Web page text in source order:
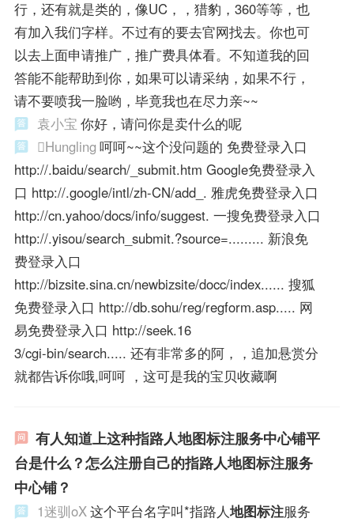
行，还有就是类的，像UC，，猎豹，360等等，也
有加入我们字样。不过有的要去官网找去。你也可
以去上面申请推广，推广费具体看。不知道我的回
答能不能帮助到你，如果可以请采纳，如果不行，
请不要喷我一脸哟，毕竟我也在尽力亲~~
袁小宝 你好，请问你是卖什么的呢
Hungling 呵呵~~这个没问题的 免费登录入口
http://.baidu/search/_submit.htm Google免费登录入
口 http://.google/intl/zh-CN/add_. 雅虎免费登录入口
http://cn.yahoo/docs/info/suggest. 一搜免费登录入口
http://.yisou/search_submit.?source=......... 新浪免
费登录入口
http://bizsite.sina.cn/newbizsite/docc/index...... 搜狐
免费登录入口 http://db.sohu/reg/regform.asp..... 网
易免费登录入口 http://seek.16
3/cgi-bin/search..... 还有非常多的阿，，追加悬赏分
就都告诉你哦,呵呵 ，这可是我的宝贝收藏啊
有人知道上这种指路人地图标注服务中心铺平
台是什么？怎么注册自己的指路人地图标注服务
中心铺？
1迷驯oX这个平台名字叫*指路人地图标注服务